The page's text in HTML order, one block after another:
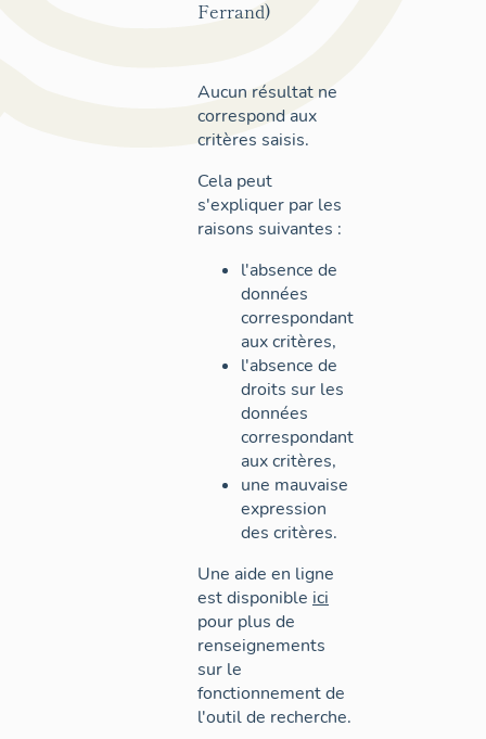
Ferrand)
Aucun résultat ne
correspond aux
critères saisis.
Cela peut
s'expliquer par les
raisons suivantes :
l'absence de
données
correspondant
aux critères,
l'absence de
droits sur les
données
correspondant
aux critères,
une mauvaise
expression
des critères.
Une aide en ligne
est disponible ici
pour plus de
renseignements
sur le
fonctionnement de
l'outil de recherche.